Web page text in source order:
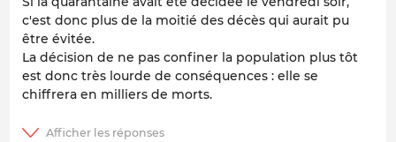
c'est donc plus de la moitié des décès qui aurait pu
être évitée.
La décision de ne pas confiner la population plus tôt
est donc très lourde de conséquences : elle se
chiffrera en milliers de morts.